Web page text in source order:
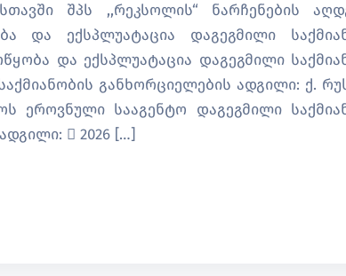
შპს ,,რეკსოლის“ ნარჩენების
და ექსპლუატაცია დაგეგმილი
და ექსპლუატაცია დაგეგმილი
განხორციელების ადგილი: ქ.
ეროვნული სააგენტო დაგეგმილი
 2026 […]